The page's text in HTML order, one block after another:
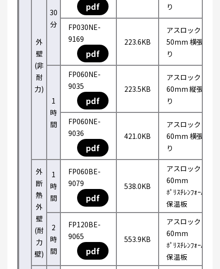
外
壁
(非
耐
力)
30
分
pdf
り
FP030NE-
9169
pdf
223.6KB
アスロック
50mm 横張
り
1
時
間
FP060NE-
9035
pdf
223.5KB
アスロック
60mm 縦張
り
FP060NE-
9036
pdf
421.0KB
アスロック
60mm 横張
り
外
断
熱
外
壁
(耐
力
壁)
1
時
間
FP060BE-
9079
pdf
538.0KB
アスロック
60mm
ﾎﾟﾘｽﾁﾚﾝﾌｫｰﾑ
保温板
2
時
間
FP120BE-
9065
pdf
553.9KB
アスロック
60mm
ﾎﾟﾘｽﾁﾚﾝﾌｫｰﾑ
保温板